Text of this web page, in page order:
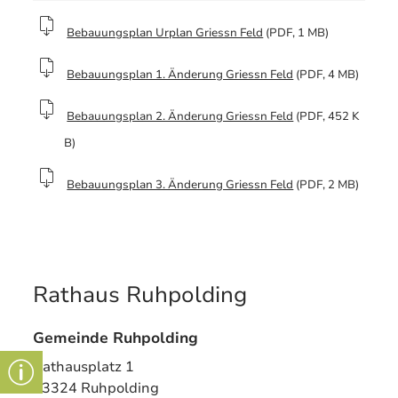
Bebauungsplan Urplan Griessn Feld (PDF, 1 MB)
Bebauungsplan 1. Änderung Griessn Feld (PDF, 4 MB)
Bebauungsplan 2. Änderung Griessn Feld (PDF, 452 K
B)
Bebauungsplan 3. Änderung Griessn Feld (PDF, 2 MB)
Rathaus Ruhpolding
Gemeinde Ruhpolding
Rathausplatz 1
83324 Ruhpolding